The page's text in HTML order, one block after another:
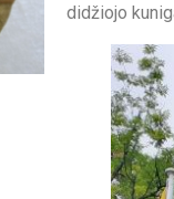
didžiojo